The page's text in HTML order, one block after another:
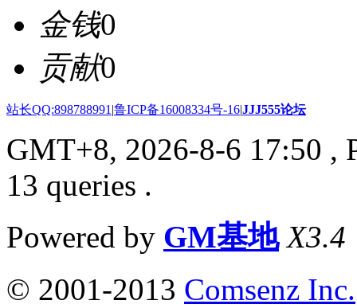
金钱0
贡献0
站长QQ:898788991 |鲁ICP备16008334号-16|JJJ555论坛
GMT+8, 2026-8-6 17:50 ,
13 queries .
Powered by GM基地 X3.4
© 2001-2013 Comsenz Inc.